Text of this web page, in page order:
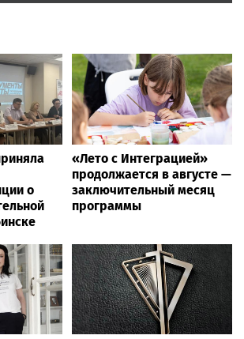
о
«Лето с Интеграцией»
продолжается в августе —
заключительный месяц
программы